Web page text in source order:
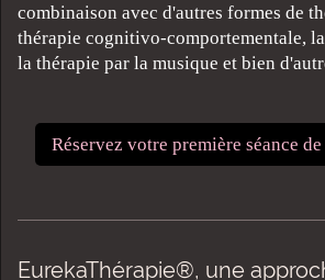
combinaison avec d'autres formes de
thérapie cognitivo-comportementale,
la thérapie par la musique et bien
Réservez votre première séance
EurekaThérapie®, une